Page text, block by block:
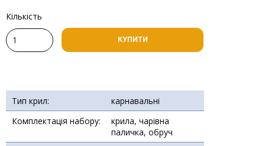
Кількість
КУПИТИ
Тип крил:
карнавальні
Комплектація набору:
крила, чарівна
паличка, обруч